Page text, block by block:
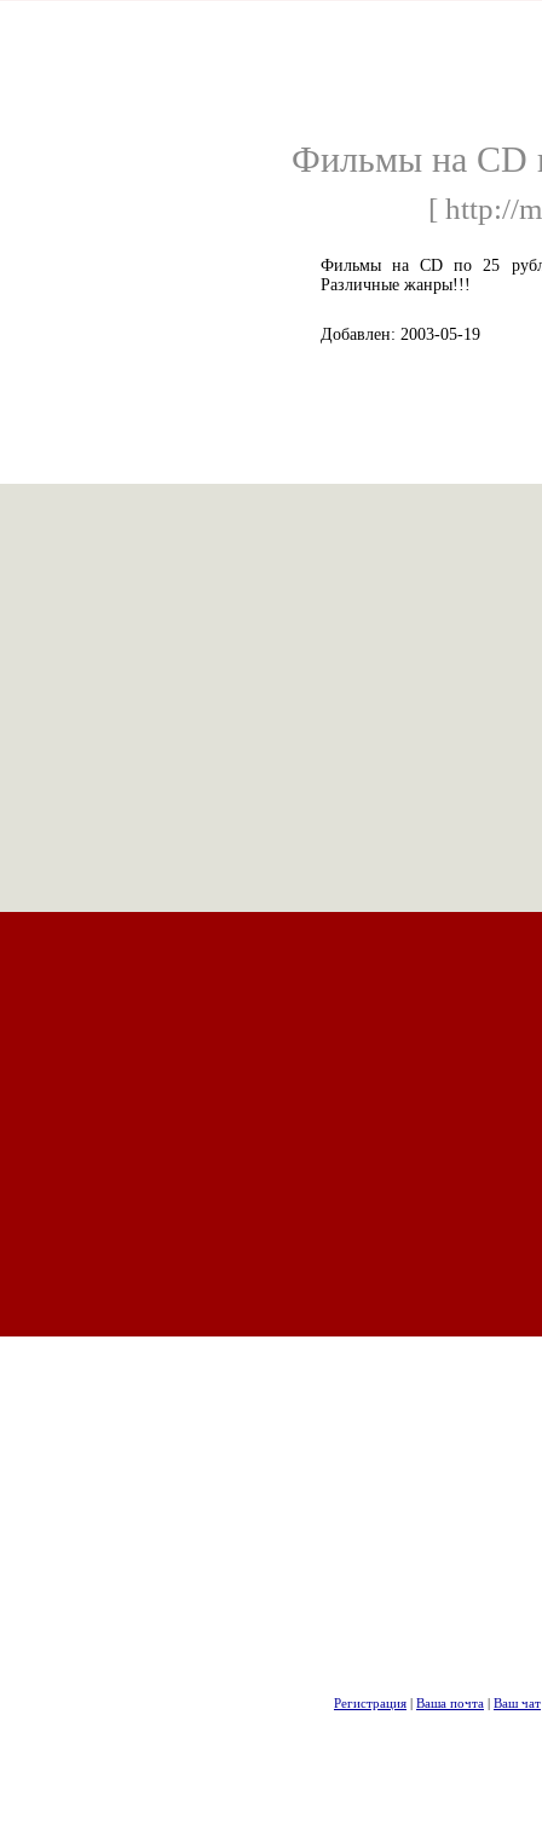
Фильмы на CD
[ http://
Фильмы на CD по 25
Различные жанры!!!
Добавлен: 2003-05-19
Регистрация | Ваша почта | Ваш чат